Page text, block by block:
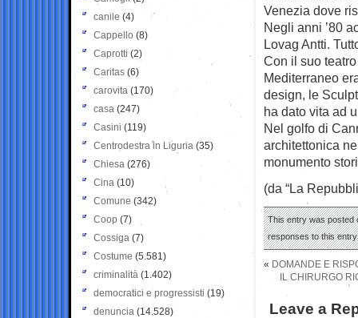
Venezia dove
Negli anni ’80
Lovag Antti.
Con il suo
Mediterraneo
design, le
ha dato vita ad
Nel golfo di
architettonica
monumento
(da “La
This entry was posted
responses to this
« DOMANDE E
IL CHIRURGO
Leave a
canile (4)
Cappello (8)
Caprotti (2)
Caritas (6)
carovita (170)
casa (247)
Casini (119)
Centrodestra in Liguria (35)
Chiesa (276)
Cina (10)
Comune (342)
Coop (7)
Cossiga (7)
Costume (5.581)
criminalità (1.402)
democratici e progressisti (19)
denuncia (14.528)